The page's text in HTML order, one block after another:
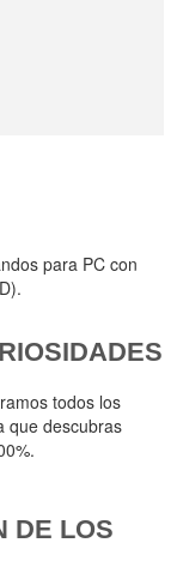
para PC con
todos los
que descubras
DE LOS